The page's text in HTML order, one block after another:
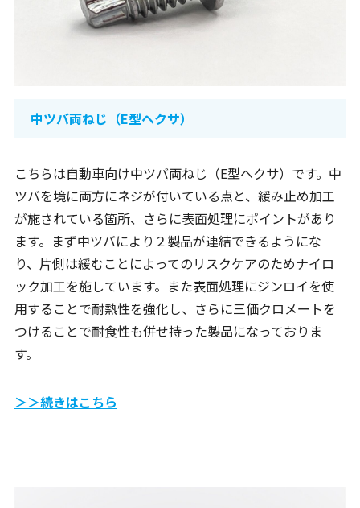
中ツバ両ねじ（E型ヘクサ）
こちらは自動車向け中ツバ両ねじ（E型ヘクサ）です。中
ツバを境に両方にネジが付いている点と、緩み止め加工
が施されている箇所、さらに表面処理にポイントがあり
ます。まず中ツバにより２製品が連結できるようにな
り、片側は緩むことによってのリスクケアのためナイロ
ック加工を施しています。また表面処理にジンロイを使
用することで耐熱性を強化し、さらに三価クロメートを
つけることで耐食性も併せ持った製品になっておりま
す。
＞＞続きはこちら